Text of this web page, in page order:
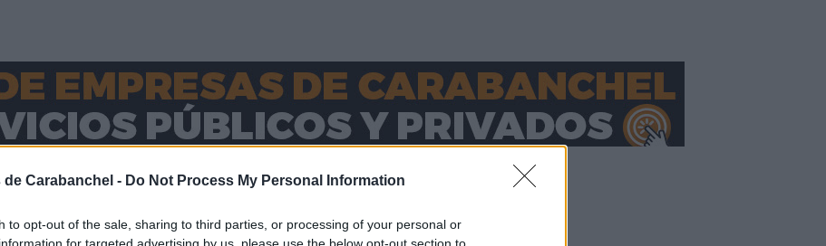
de Carabanchel - Do Not Process My Personal Information
to opt-out of the sale, sharing to third parties, or processing of your personal or
for targeted advertising by us, please use the below opt-out section to